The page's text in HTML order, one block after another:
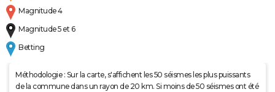
Magnitude 4
Magnitude 5 et 6
Betting
Méthodologie : Sur la carte, s'affichent les 50 séismes les plus puissants
de la commune dans un rayon de 20 km. Si moins de 50 séismes ont été